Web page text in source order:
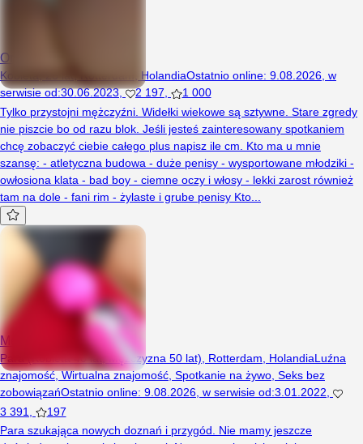
Onaholandia
Kobieta, 26 lat, Rotterdam, HolandiaOstatnio online: 9.08.2026, w
serwisie od:30.06.2023, 2 197,
1 000
Tylko przystojni mężczyźni. Widełki wiekowe są sztywne. Stare zgredy
nie piszcie bo od razu blok. Jeśli jesteś zainteresowany spotkaniem
chcę zobaczyć ciebie całego plus napisz ile cm. Kto ma u mnie
szansę: - atletyczna budowa - duże penisy - wysportowane młodziki -
owłosiona klata - bad boy - ciemne oczy i włosy - lekki zarost również
tam na dole - fani rim - żylaste i grube penisy Kto...
MegJack
Para (Kobieta 40 lat, Mężczyzna 50 lat), Rotterdam, HolandiaLuźna
znajomość,Wirtualna znajomość Spotkanie na żywo Seks bez
zobowiązańOstatnio online: 9.08.2026 w serwisie od:3.01.2022
3 391
197
Para szukająca nowych doznań i przygód. Nie mamy jeszcze